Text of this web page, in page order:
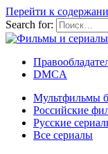
Перейти к
Search for:
DMCA
Мультфильмы
Российские
Русские
Все сериалы